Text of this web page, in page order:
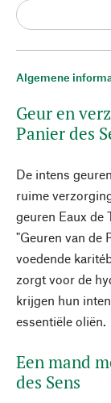
Algemene
Geur en
Panier des
De intens
ruime
geuren Eaux de
"Geuren van de
voedende
zorgt voor de
krijgen hun
essentiële oliën.
Een mand
des Sens